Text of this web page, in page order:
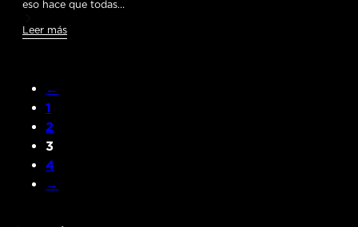
eso hace que todas…
Leer más
←
1
2
3
4
→